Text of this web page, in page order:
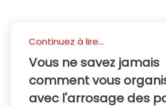
Continuez à lire...
Vous ne savez jamais
comment vous
avec l'arrosage des